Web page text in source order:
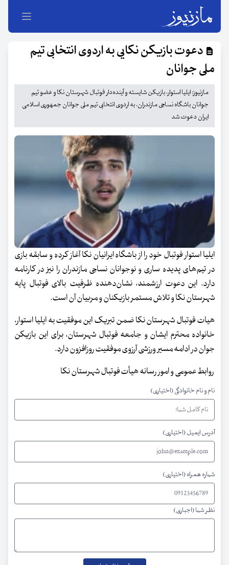
دعوت بازیکن نکایی به اردوی انتخابی تیم
ملی جوانان
مازنیوز: ایلیا استوار، بازیکن شایسته و آینده‌دار فوتبال شهرستان نکا و عضو تیم
جوانان باشگاه نساجی مازندران، به اردوی انتخابی تیم ملی جوانان جمهوری اسلامی
ایران دعوت شد
ایلیا استوار فوتبال خود را از باشگاه ایرانیان نکا آغاز کرده و سابقه بازی
در تیم‌های پدیده ساری و نوجوانان نساجی مازندران را نیز در کارنامه
دارد. این دعوت ارزشمند، نشان‌دهنده ظرفیت بالای فوتبال پایه
شهرستان نکا و تلاش مستمر بازیکنان و مربیان آن است.
هیات فوتبال شهرستان نکا ضمن تبریک این موفقیت به ایلیا استوار،
خانواده محترم ایشان و جامعه فوتبال شهرستان، برای این بازیکن
جوان در ادامه مسیر ورزشی آرزوی موفقیت روزافزون دارد.
روابط عمومی و امور رسانه هیأت فوتبال شهرستان نکا
نام و نام خانوادگی (اختیاری)
آدرس ایمیل (اختیاری)
شماره همراه (اختیاری)
نظر شما (اجباری)